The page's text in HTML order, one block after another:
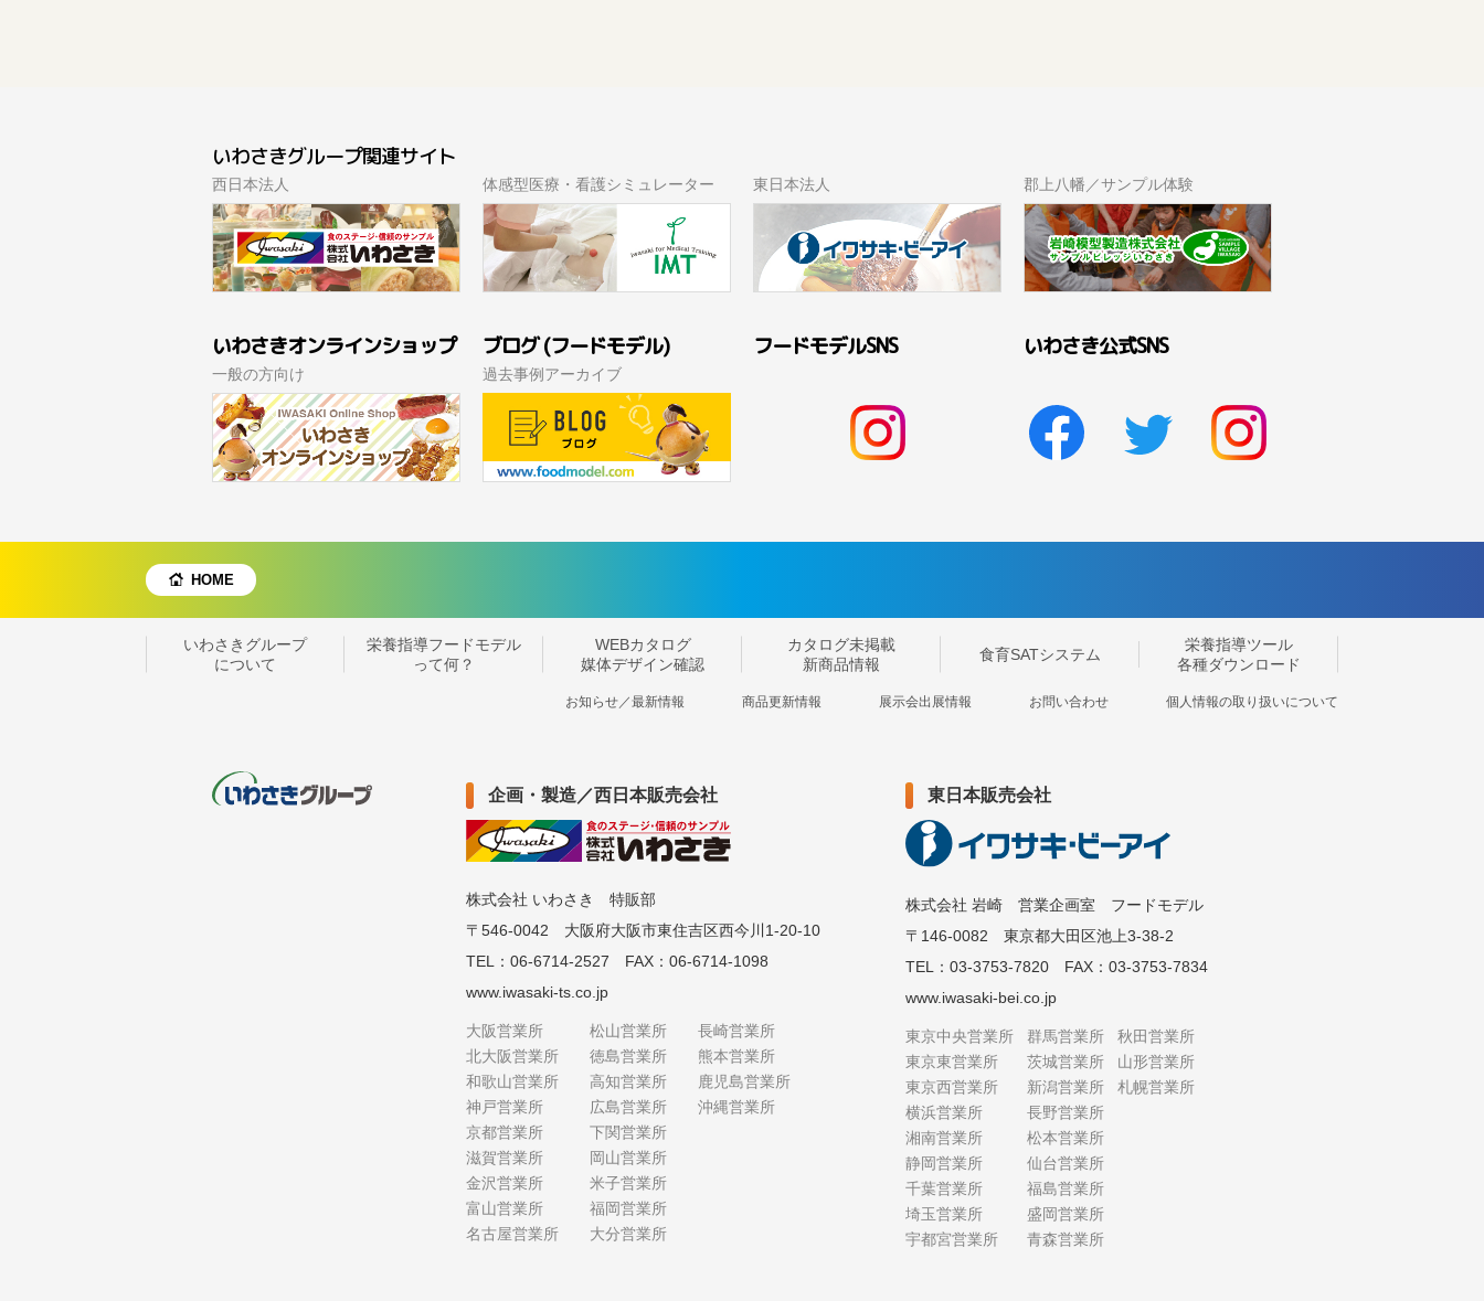
いわさきグループ関連サイト
西日本法人 体感型医療・看護シミュレーター 東日本法人 郡上八幡／サンプル体験
いわさきオンラインショップ
一般の方向け
ブログ (フードモデル)
過去事例アーカイブ
フードモデルSNS いわさき公式SNS
HOME
いわさきグループ
について
栄養指導フードモデル
って何？
WEBカタログ
媒体デザイン確認
カタログ未掲載
新商品情報
食育SATシステム
栄養指導ツール
各種ダウンロード
お知らせ／最新情報 商品更新情報 展示会出展情報 お問い合わせ 個人情報の取り扱いについて
企画・製造／西日本販売会社
株式会社 いわさき 特販部
〒546-0042 大阪府大阪市東住吉区西今川1-20-10
TEL：06-6714-2527 FAX：06-6714-1098
www.iwasaki-ts.co.jp
大阪営業所
北大阪営業所
和歌山営業所
神戸営業所
京都営業所
滋賀営業所
金沢営業所
富山営業所
名古屋営業所
松山営業所
徳島営業所
高知営業所
広島営業所
下関営業所
岡山営業所
米子営業所
福岡営業所
大分営業所
長崎営業所
熊本営業所
鹿児島営業所
沖縄営業所
東日本販売会社
株式会社 岩崎 営業企画室 フードモデル
〒146-0082 東京都大田区池上3-38-2
TEL：03-3753-7820 FAX：03-3753-7834
www.iwasaki-bei.co.jp
東京中央営業所
東京東営業所
東京西営業所
横浜営業所
湘南営業所
静岡営業所
千葉営業所
埼玉営業所
宇都宮営業所
群馬営業所
茨城営業所
新潟営業所
長野営業所
松本営業所
仙台営業所
福島営業所
盛岡営業所
青森営業所
秋田営業所
山形営業所
札幌営業所